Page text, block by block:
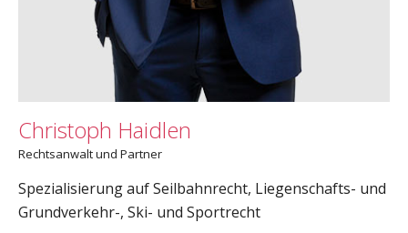
Christoph Haidlen
Rechtsanwalt und Partner
Spezialisierung auf Seilbahnrecht, Liegenschafts- und
Grundverkehr-, Ski- und Sportrecht